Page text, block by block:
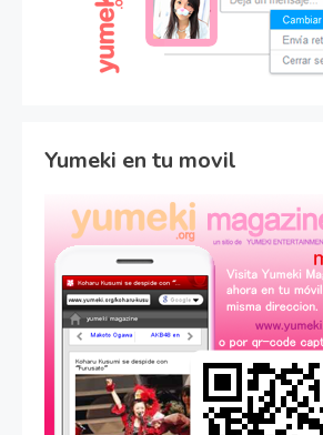
Yumeki en tu movil